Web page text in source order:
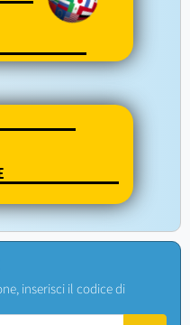
inserisci il codice di